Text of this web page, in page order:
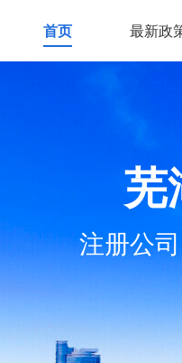
首页 最新政
芜
注册公